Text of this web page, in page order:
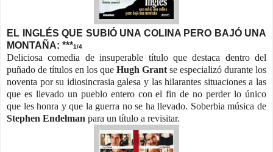
EL INGLÉS QUE SUBIÓ UNA COLINA PERO BAJÓ UNA
MONTAÑA: ***1/4
Deliciosa comedia de insuperable título que destaca dentro del
puñado de títulos en los que Hugh Grant se especializó durante los
noventa por su idiosincrasia galesa y las hilarantes situaciones a las
que es llevado un pueblo entero con el fin de no perder lo único
que les honra y que la guerra no se ha llevado. Soberbia música de
Stephen Endelman para un título a revisitar.